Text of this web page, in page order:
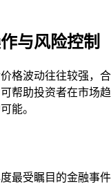
与风险控制
格波动往往较强，
帮助投资者在市场
能。
最受瞩目的金融事